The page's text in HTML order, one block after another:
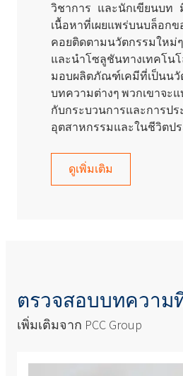
วิชาการ และนักเขียนบท
เนื้อหาที่เผยแพร่บนบล็อกข
คอยติดตามนวัตกรรมใหม่
และนำโซลูชันทางเทคโน
มอบผลิตภัณฑ์เคมีที่เป็น
บทความต่างๆ พวกเขาจะ
กับกระบวนการและการป
อุตสาหกรรมและในชีวิตป
ดูเพิ่มเติม
ตรวจสอบบทความ
เพิ่มเติมจาก PCC Group